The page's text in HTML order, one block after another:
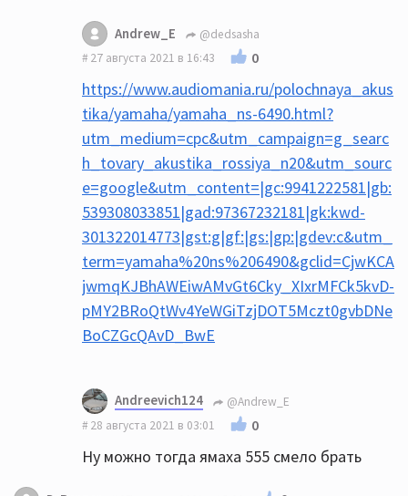
Andrew_E
@dedsasha
27 августа 2021 в 16:43
0
https://www.audiomania.ru/polochnaya_akus
tika/yamaha/yamaha_ns-6490.html?
utm_medium=cpc&utm_campaign=g_searc
h_tovary_akustika_rossiya_n20&utm_sourc
e=google&utm_content=|gc:9941222581|gb:
539308033851|gad:97367232181|gk:kwd-
301322014773|gst:g|gf:|gs:|gp:|gdev:c&utm_
term=yamaha%20ns%206490&gclid=CjwKCA
jwmqKJBhAWEiwAMvGt6Cky_XIxrMFCk5kvD-
pMY2BRoQtWv4YeWGiTzjDOT5Mczt0gvbDNe
BoCZGcQAvD_BwE
Andreevich124
@Andrew_E
28 августа 2021 в 03:01
0
Ну можно тогда ямаха 555 смело брать